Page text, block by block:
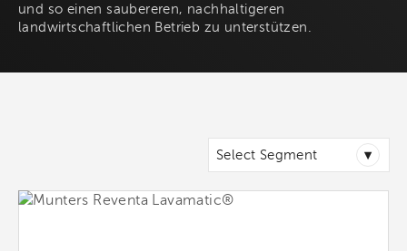
und so einen saubereren, nachhaltigeren
landwirtschaftlichen Betrieb zu unterstützen.
Select Segment ▾